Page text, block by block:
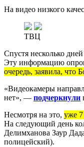
На видео низкого
ТВЦ
Спустя несколько
Эту информацию
очередь, заявила, что
«Видеокамеры
нет», — подчеркнули
Несмотря на это, уже 7
На следующий день
Делимханова Заур
полицейский).